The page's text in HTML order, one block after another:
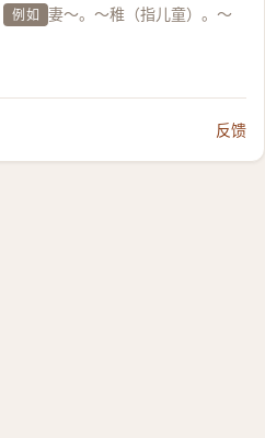
例如 妻～。～稚（指儿童）。～
反馈